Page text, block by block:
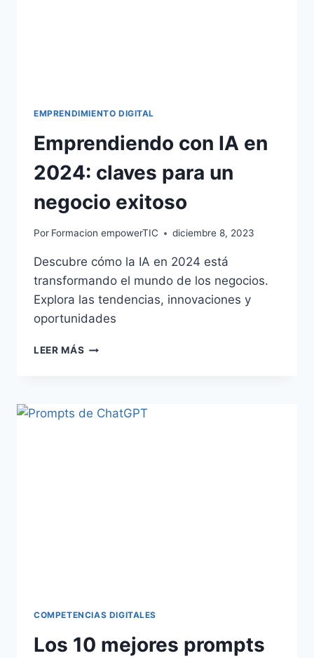
EMPRENDIMIENTO DIGITAL
Emprendiendo con IA en
2024: claves para un
negocio exitoso
Por Formacion empowerTIC diciembre 8, 2023
Descubre cómo la IA en 2024 está
transformando el mundo de los negocios.
Explora las tendencias, innovaciones y
oportunidades
LEER MÁS
COMPETENCIAS DIGITALES
Los 10 mejores prompts